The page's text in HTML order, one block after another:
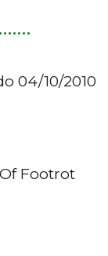
04/10/2010
Footrot